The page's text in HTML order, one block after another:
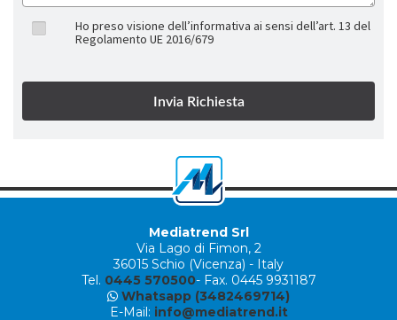
Ho preso visione dell’informativa ai sensi dell’art. 13 del
Regolamento UE 2016/679
Mediatrend Srl
Via Lago di Fimon, 2
36015 Schio (Vicenza) - Italy
Tel. 0445 570500- Fax. 0445 9931187
Whatsapp (3482469714)
E-Mail: info@mediatrend.it